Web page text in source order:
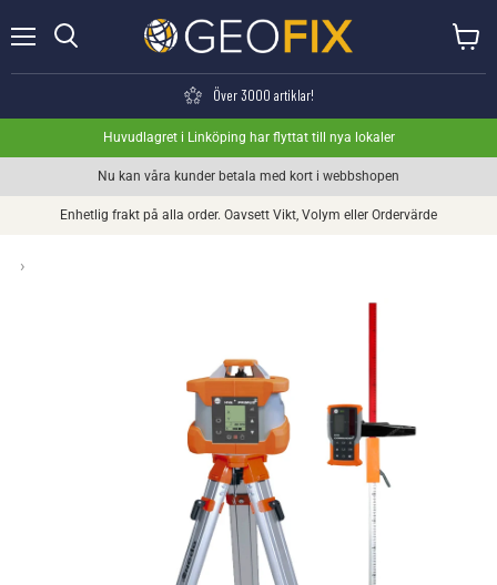
Över 3000 artiklar!
Huvudlagret i Linköping har flyttat till nya lokaler
Nu kan våra kunder betala med kort i webbshopen
Enhetlig frakt på alla order. Oavsett Vikt, Volym eller Ordervärde
›